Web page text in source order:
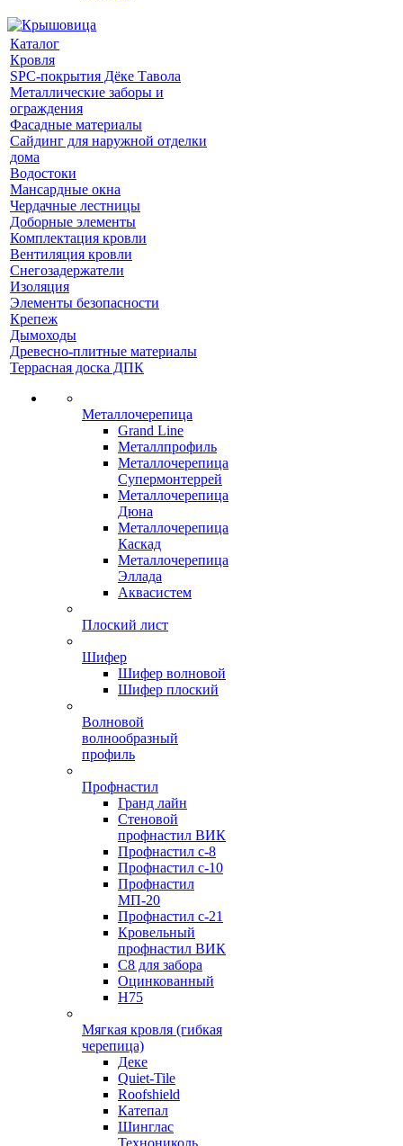
Каталог
Кровля
SPC-покрытия Дёке Тавола
Металлические заборы и
ограждения
Фасадные материалы
Сайдинг для наружной отделки
дома
Водостоки
Мансардные окна
Чердачные лестницы
Доборные элементы
Комплектация кровли
Вентиляция кровли
Снегозадержатели
Изоляция
Элементы безопасности
Крепеж
Дымоходы
Древесно-плитные материалы
Террасная доска ДПК
Металлочерепица
Grand Line
Металлпрофиль
Металлочерепица
Супермонтеррей
Металлочерепица
Дюна
Металлочерепица
Каскад
Металлочерепица
Эллада
Аквасистем
Плоский лист
Шифер
Шифер волновой
Шифер плоский
Волновой
волнообразный
профиль
Профнастил
Гранд лайн
Стеновой
профнастил ВИК
Профнастил с-8
Профнастил с-10
Профнастил
МП-20
Профнастил с-21
Кровельный
профнастил ВИК
С8 для забора
Оцинкованный
Н75
Мягкая кровля (гибкая
черепица)
Деке
Quiet-Tile
Roofshield
Катепал
Шинглас
Технониколь